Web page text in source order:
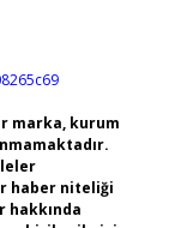
marka, kurum
haber niteliği
hakkında